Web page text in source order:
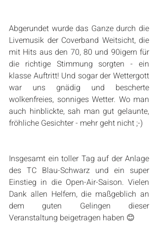
Abgerundet wurde das Ganze durch die
Livemusik der Coverband Weitsicht, die
mit Hits aus den 70, 80 und 90igern für
die richtige Stimmung sorgten - ein
klasse Auftritt! Und sogar der Wettergott
war uns gnädig und bescherte
wolkenfreies, sonniges Wetter. Wo man
auch hinblickte, sah man gut gelaunte,
fröhliche Gesichter - mehr geht nicht ;-)
Insgesamt ein toller Tag auf der Anlage
des TC Blau-Schwarz und ein super
Einstieg in die Open-Air-Saison. Vielen
Dank allen Helfern, die maßgeblich an
dem guten Gelingen dieser
Veranstaltung beigetragen haben 😊